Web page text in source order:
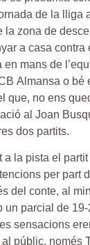
de la lliga
la zona de
a casa contra
mans de
Almansa o bé
que, no ens
al Joan
dos partits.
a la pista el
per part
del conte, al
un parcial de
sensacions
públic, només